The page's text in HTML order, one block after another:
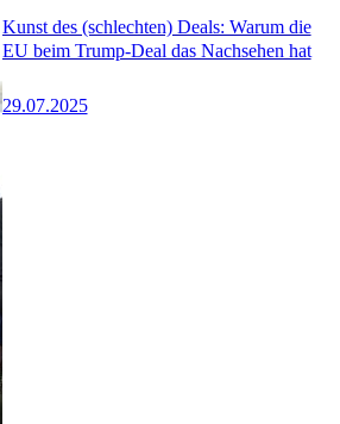
Kunst des (schlechten) Deals: Warum die
EU beim Trump-Deal das Nachsehen hat
29.07.2025